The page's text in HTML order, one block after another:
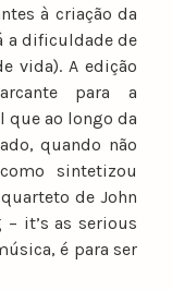
à criação da
a dificuldade de
vida). A edição
para a
ao longo da
quando não
sintetizou
de John
it’s as serious
é para ser